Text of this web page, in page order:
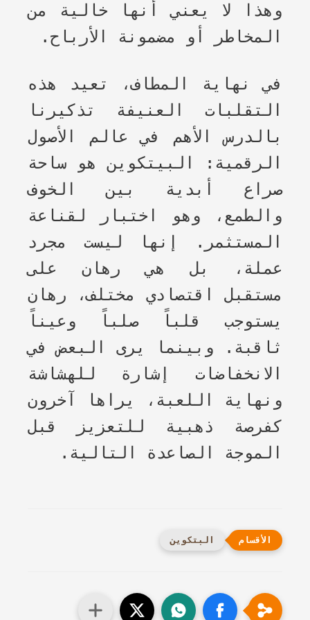
وهذا لا يعني أنها خالية من
المخاطر أو مضمونة الأرباح.
في نهاية المطاف، تعيد هذه
التقلبات العنيفة تذكيرنا
بالدرس الأهم في عالم الأصول
الرقمية: البيتكوين هو ساحة
صراع أبدية بين الخوف
والطمع، وهو اختبار لقناعة
المستثمر. إنها ليست مجرد
عملة، بل هي رهان على
مستقبل اقتصادي مختلف، رهان
يستوجب قلباً صلباً وعيناً
ثاقبة. وبينما يرى البعض في
الانخفاضات إشارة للهشاشة
ونهاية اللعبة، يراها آخرون
كفرصة ذهبية للتعزيز قبل
الموجة الصاعدة التالية.
البتكوين